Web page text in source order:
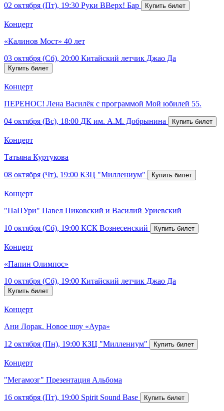
02 октября (Пт), 19:30 Руки ВВерх! Бар
Концерт
«Калинов Мост» 40 лет
03 октября (Сб), 20:00 Китайский летчик Джао Да
Концерт
ПЕРЕНОС! Лена Василёк с программой Мой юбилей 55.
04 октября (Вс), 18:00 ДК им. А.М. Добрынина
Концерт
Татьяна Куртукова
08 октября (Чт), 19:00 КЗЦ "Миллениум"
Концерт
"ПаПУри" Павел Пиковский и Василий Уриевский
10 октября (Сб), 19:00 КСК Вознесенский
Концерт
«Папин Олимпос»
10 октября (Сб), 19:00 Китайский летчик Джао Да
Концерт
Ани Лорак. Новое шоу «Аура»
12 октября (Пн), 19:00 КЗЦ "Миллениум"
Концерт
"Мегамозг" Презентация Альбома
16 октября (Пт), 19:00 Spirit Sound Base